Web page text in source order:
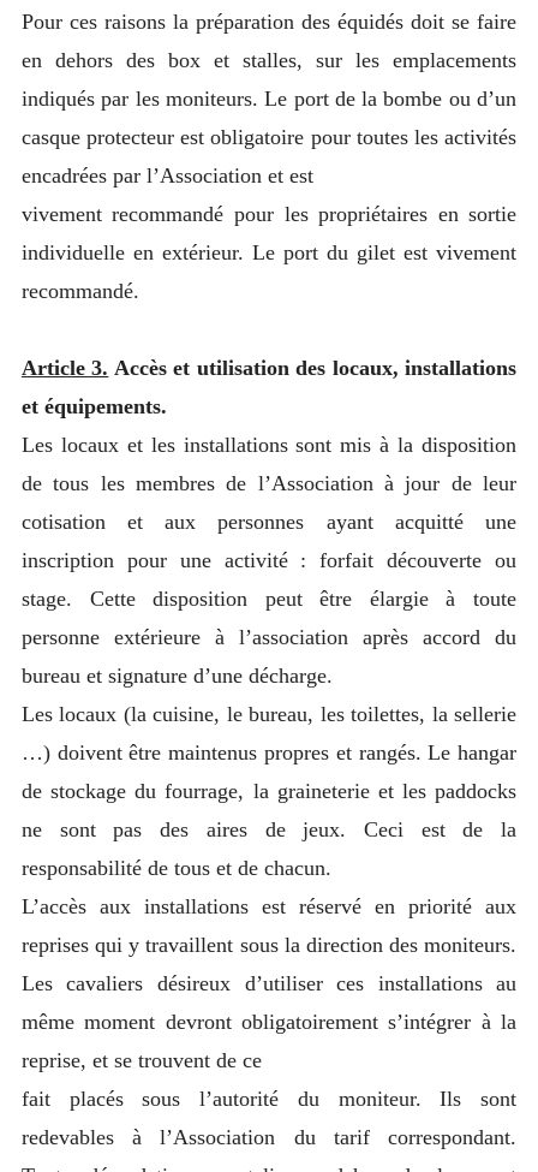
Pour ces raisons la préparation des équidés doit se faire
en dehors des box et stalles, sur les emplacements
indiqués par les moniteurs. Le port de la bombe ou d’un
casque protecteur est obligatoire pour toutes les activités
encadrées par l’Association et est
vivement recommandé pour les propriétaires en sortie
individuelle en extérieur. Le port du gilet est vivement
recommandé.
Article 3. Accès et utilisation des locaux, installations
et équipements.
Les locaux et les installations sont mis à la disposition
de tous les membres de l’Association à jour de leur
cotisation et aux personnes ayant acquitté une
inscription pour une activité : forfait découverte ou
stage. Cette disposition peut être élargie à toute
personne extérieure à l’association après accord du
bureau et signature d’une décharge.
Les locaux (la cuisine, le bureau, les toilettes, la sellerie
…) doivent être maintenus propres et rangés. Le hangar
de stockage du fourrage, la graineterie et les paddocks
ne sont pas des aires de jeux. Ceci est de la
responsabilité de tous et de chacun.
L’accès aux installations est réservé en priorité aux
reprises qui y travaillent sous la direction des moniteurs.
Les cavaliers désireux d’utiliser ces installations au
même moment devront obligatoirement s’intégrer à la
reprise, et se trouvent de ce
fait placés sous l’autorité du moniteur. Ils sont
redevables à l’Association du tarif correspondant.